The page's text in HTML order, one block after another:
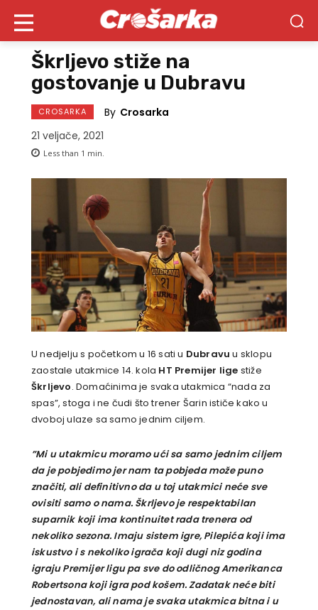
Škrljevo stiže na
gostovanje u Dubravu
CROSARKA By Crosarka
21 veljače, 2021
Less than 1 min.
U nedjelju s početkom u 16 sati u Dubravu u sklopu
zaostale utakmice 14. kola HT Premijer lige stiže
Škrljevo. Domaćinima je svaka utakmica “nada za
spas”, stoga i ne čudi što trener Šarin ističe kako u
dvoboj ulaze sa samo jednim ciljem.
”Mi u utakmicu moramo ući sa samo jednim ciljem
da je pobjedimo jer nam ta pobjeda može puno
značiti, ali definitivno da u toj utakmici neće sve
ovisiti samo o nama. Škrljevo je respektabilan
suparnik koji ima kontinuitet rada trenera od
nekoliko sezona. Imaju sistem igre, Pilepića koji ima
iskustvo i s nekoliko igrača koji dugi niz godina
igraju Premijer ligu pa sve do odličnog Amerikanca
Robertsona koji igra pod košem. Zadatak neće biti
jednostavan, ali nama je svaka utakmica bitna i u